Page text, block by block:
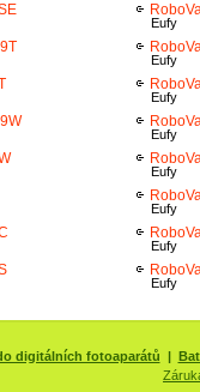
Eufy
Eufy
Eufy
Eufy
Eufy
Eufy
Eufy
Eufy
digitálních fotoaparátů |